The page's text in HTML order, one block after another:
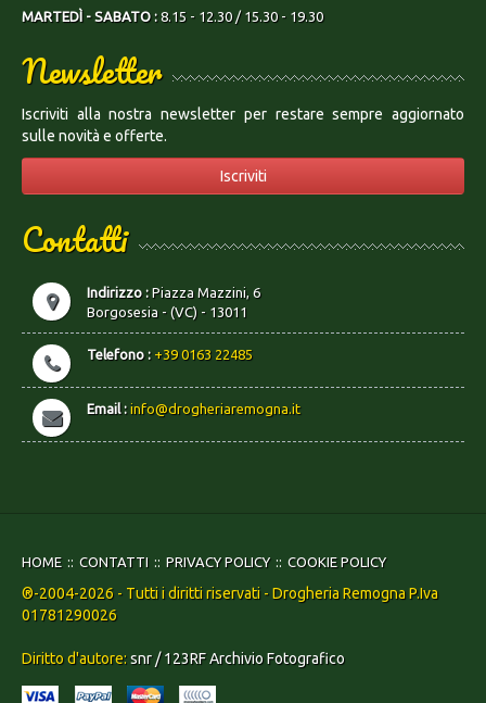
MARTEDÌ - SABATO :8.15 - 12.30 / 15.30 - 19.30
Newsletter
Iscriviti alla nostra newsletter per restare sempre aggiornato
sulle novità e offerte.
Iscriviti
Contatti
Indirizzo :Piazza Mazzini, 6
Borgosesia - (VC) - 13011
Telefono : +39 0163 22485
Email :info@drogheriaremogna.it
HOME CONTATTI PRIVACY POLICY COOKIE POLICY
®-2004-2026 - Tutti i diritti riservati - Drogheria Remogna P.Iva
01781290026
Diritto d'autore:snr / 123RF Archivio Fotografico